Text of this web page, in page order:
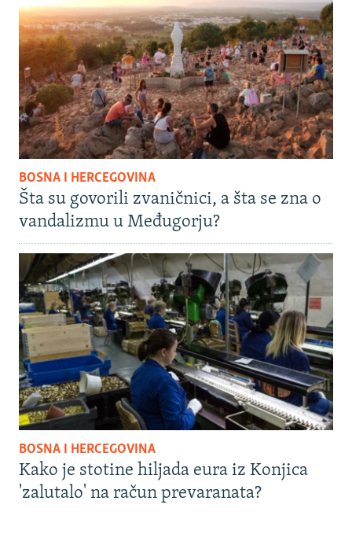
BOSNA I HERCEGOVINA
Šta su govorili zvaničnici, a šta se zna o
vandalizmu u Međugorju?
BOSNA I HERCEGOVINA
Kako je stotine hiljada eura iz Konjica
'zalutalo' na račun prevaranata?